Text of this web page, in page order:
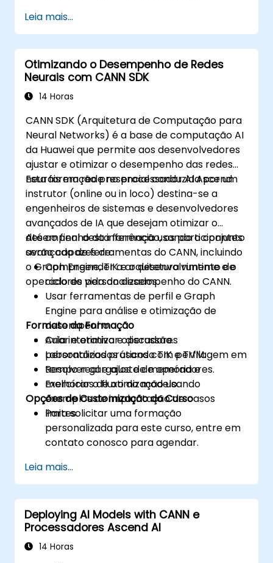
Leia mais...
Otimizando o Desempenho de Redes
Neurais com CANN SDK
14 Horas
CANN SDK (Arquitetura de Computação para
Neural Networks) é a base de computação AI
da Huawei que permite aos desenvolvedores
ajustar e otimizar o desempenho das redes
neurais em rede no processador AI Ascend.
Esta formação presencial conduzida por um
instrutor (online ou in loco) destina-se a
engenheiros de sistemas e desenvolvedores
avançados de IA que desejam otimizar o
desempenho da inferência usando o conjunto
avançado de ferramentas do CANN, incluindo
o Graph Engine, TIK e o desenvolvimento de
operadores personalizados.
Até ao final desta formação, os participantes
serão capazes de:
Compreender a arquitetura runtime e o
ciclo de vida do desempenho do CANN.
Usar ferramentas de perfil e Graph
Engine para análise e otimização de
desempenho.
Criar e otimizar operadores
personalizados usando TIK e TVM.
Resolver gargalos de memória e
melhorar o fluxo do modelo.
Formato da Formação
Aula interativa e discussão.
Laboratórios práticos com perfilagem em
tempo real e ajuste de operadores.
Exercícios de otimização usando
exemplos de implantação de casos
limites.
Opções de Customização do Curso
Para solicitar uma formação
personalizada para este curso, entre em
contato conosco para agendar.
Leia mais...
Deploying AI Models with CANN e
Processadores Ascend AI
14 Horas